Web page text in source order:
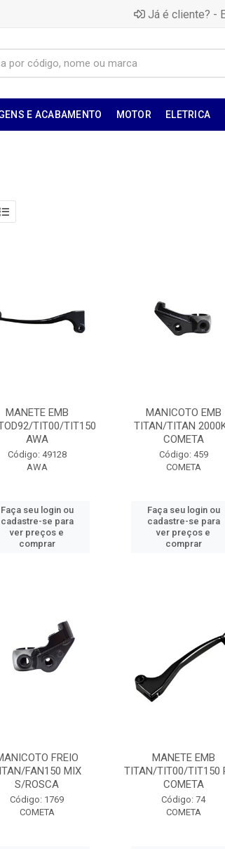
Já é cliente? -
E ACABAMENTO MOTOR ELETRICA
MANETE EMB
TIT00/TIT150
AWA
Código: 49128
AWA
Faça seu login ou
cadastre-se para
ver preços e
comprar
MANICOTO EMB
TITAN/TITAN
COMETA
Código: 459
COMETA
Faça seu login ou
cadastre-se para
ver preços e
comprar
FREIO
FAN150 MIX
S/ROSCA
Código: 1769
COMETA
MANETE EMB
TITAN/TIT00/TIT150
COMETA
Código: 74
COMETA